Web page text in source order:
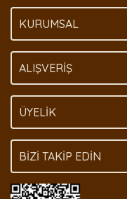
KURUMSAL
ALIŞVERİŞ
ÜYELİK
BİZİ TAKİP EDİN